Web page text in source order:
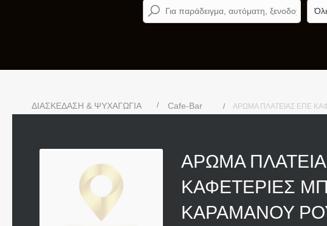
ΔΙΑΣΚΕΔΑΣΗ & ΨΥΧΑΓΩΓΙΑ
Cafe-Bar ΑΡΩΜΑ ΠΛΑΤΕΙΑΣ ΕΠΕ
ΑΡΩΜΑ
ΚΑΦΕΤΕΡΙΕΣ
ΚΑΡΑΜΑΝΟΥ